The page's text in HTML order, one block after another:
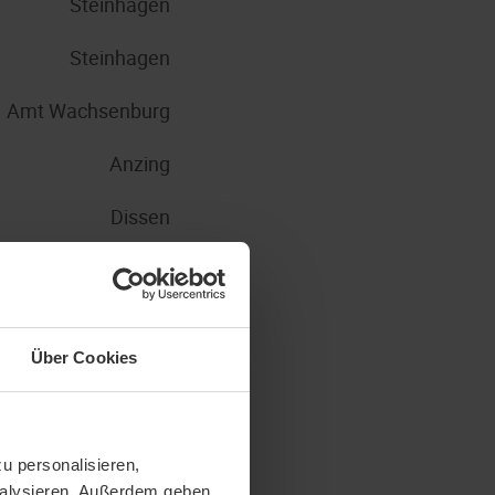
Über Cookies
personalisieren,
Außerdem geben
Steinhagen
Amt Wachsenburg
Anzing
Dissen
Nohfelden
Steinhagen
Steinhagen